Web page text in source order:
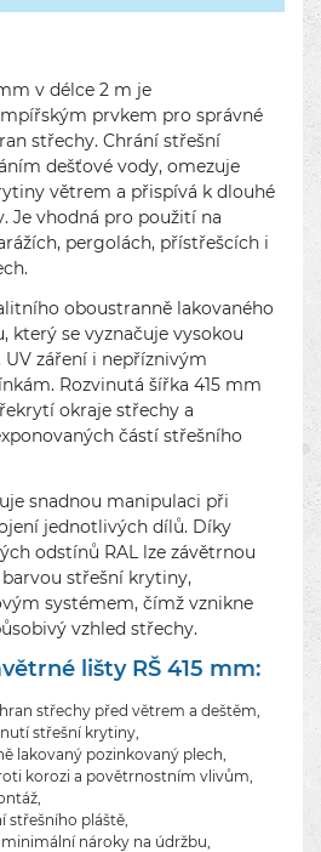
v délce 2 m je
prvkem pro správné
střechy. Chrání střešní
dešťové vody, omezuje
větrem a přispívá k dlouhé
Je vhodná pro použití na
pergolách, přístřešcích i
oboustranně lakovaného
který se vyznačuje vysokou
záření i nepříznivým
Rozvinutá šířka 415 mm
okraje střechy a
částí střešního
snadnou manipulaci při
jednotlivých dílů. Díky
odstínů RAL lze závětrnou
střešní krytiny,
systémem, čímž vznikne
vzhled střechy.
lišty RŠ 415 mm:
střechy před větrem a deštěm,
střešní krytiny,
lakovaný pozinkovaný plech,
korozi a povětrnostním vlivům,
střešního pláště,
nároky na údržbu,